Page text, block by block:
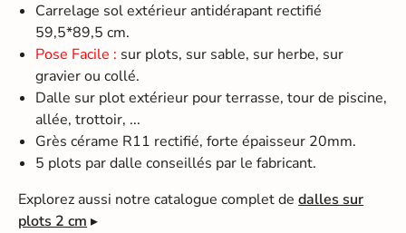
Carrelage sol extérieur antidérapant rectifié
59,5*89,5 cm.
Pose Facile : sur plots, sur sable, sur herbe, sur
gravier ou collé.
Dalle sur plot extérieur pour terrasse, tour de piscine,
allée, trottoir, ...
Grès cérame R11 rectifié, forte épaisseur 20mm.
5 plots par dalle conseillés par le fabricant.
Explorez aussi notre catalogue complet dedalles sur
plots 2 cm ▸